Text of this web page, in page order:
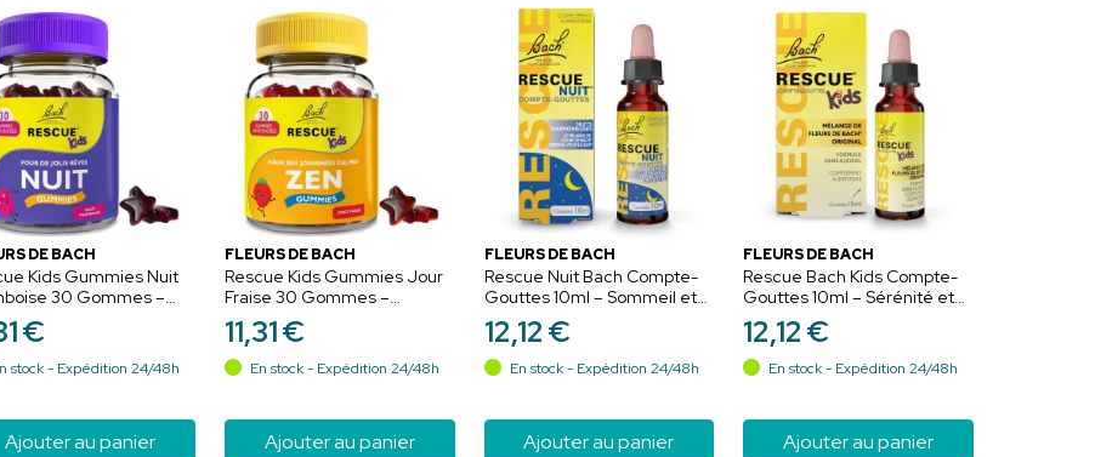
DE BACH
Kids Gummies Nuit
30 Gommes –
jolis rêves
€
stock - Expédition 24/48h
Ajouter au panier
FLEURS DE BACH
Rescue Kids Gummies Jour
Fraise 30 Gommes –
Équilibre et journées calmes
11,31€
En stock - Expédition 24/48h
Ajouter au panier
FLEURS DE BACH
Rescue Nuit Bach Compte-
Gouttes 10ml – Sommeil et
lâcher-prise
12,12€
En stock - Expédition 24/48h
Ajouter au panier
FLEURS DE BACH
Rescue Bach Kids Compte-
Gouttes 10ml – Sérénité et
équilibre émotionnel
12,12€
En stock - Expédition 24/48h
Ajouter au panier